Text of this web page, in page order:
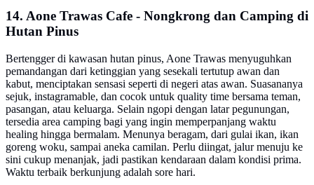
14. Aone Trawas Cafe - Nongkrong dan Camping di
Hutan Pinus
Bertengger di kawasan hutan pinus, Aone Trawas menyuguhkan
pemandangan dari ketinggian yang sesekali tertutup awan dan
kabut, menciptakan sensasi seperti di negeri atas awan. Suasananya
sejuk, instagramable, dan cocok untuk quality time bersama teman,
pasangan, atau keluarga. Selain ngopi dengan latar pegunungan,
tersedia area camping bagi yang ingin memperpanjang waktu
healing hingga bermalam. Menunya beragam, dari gulai ikan, ikan
goreng woku, sampai aneka camilan. Perlu diingat, jalur menuju ke
sini cukup menanjak, jadi pastikan kendaraan dalam kondisi prima.
Waktu terbaik berkunjung adalah sore hari.